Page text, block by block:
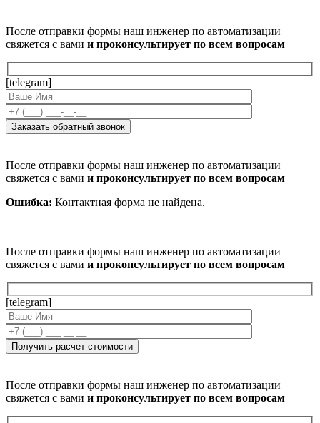
После отправки формы наш инженер по автоматизации
свяжется с вами и проконсультирует по всем вопросам
[telegram]
После отправки формы наш инженер по автоматизации
свяжется с вами и проконсультирует по всем вопросам
Ошибка: Контактная форма не найдена.
После отправки формы наш инженер по автоматизации
свяжется с вами и проконсультирует по всем вопросам
[telegram]
После отправки формы наш инженер по автоматизации
свяжется с вами и проконсультирует по всем вопросам